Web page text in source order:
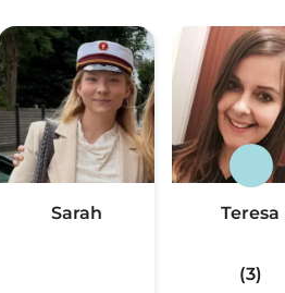
Sarah Teresa
(3)